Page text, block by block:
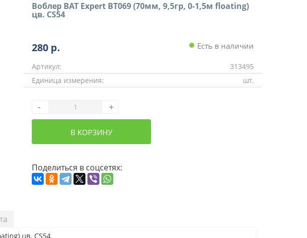
Воблер BAT Expert BT069 (70мм, 9,5гр, 0-1,5м floating)
цв. CS54
280 р. Есть в наличии
Артикул:
313495
Единица измерения:
шт.
- +
В КОРЗИНУ
Поделиться в соцсетях:
цв. CS54